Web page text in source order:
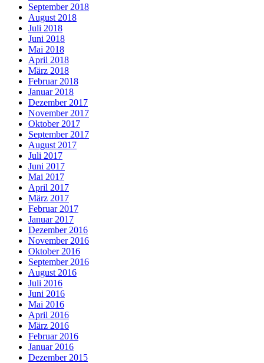
September 2018
August 2018
Juli 2018
Juni 2018
Mai 2018
April 2018
März 2018
Februar 2018
Januar 2018
Dezember 2017
November 2017
Oktober 2017
September 2017
August 2017
Juli 2017
Juni 2017
Mai 2017
April 2017
März 2017
Februar 2017
Januar 2017
Dezember 2016
November 2016
Oktober 2016
September 2016
August 2016
Juli 2016
Juni 2016
Mai 2016
April 2016
März 2016
Februar 2016
Januar 2016
Dezember 2015